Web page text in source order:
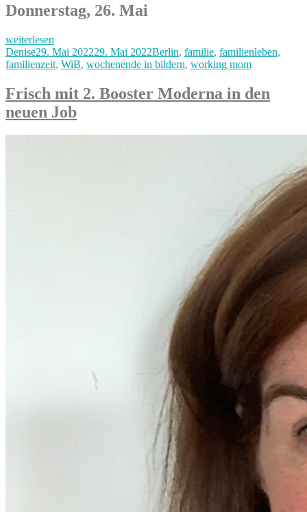
Donnerstag, 26. Mai
„Unser
langes
Familienwochenende
Berlin
–
WiB
Mai“
weiterlesen
Autor
DeniseVeröffentlicht
am
29. Mai 202229. Mai 2022Kategorien
Berlin, familie, familienleben,
familienzeit, WiB, wochenende in bildern, working mom
Frisch mit 2. Booster Moderna in den
neuen Job